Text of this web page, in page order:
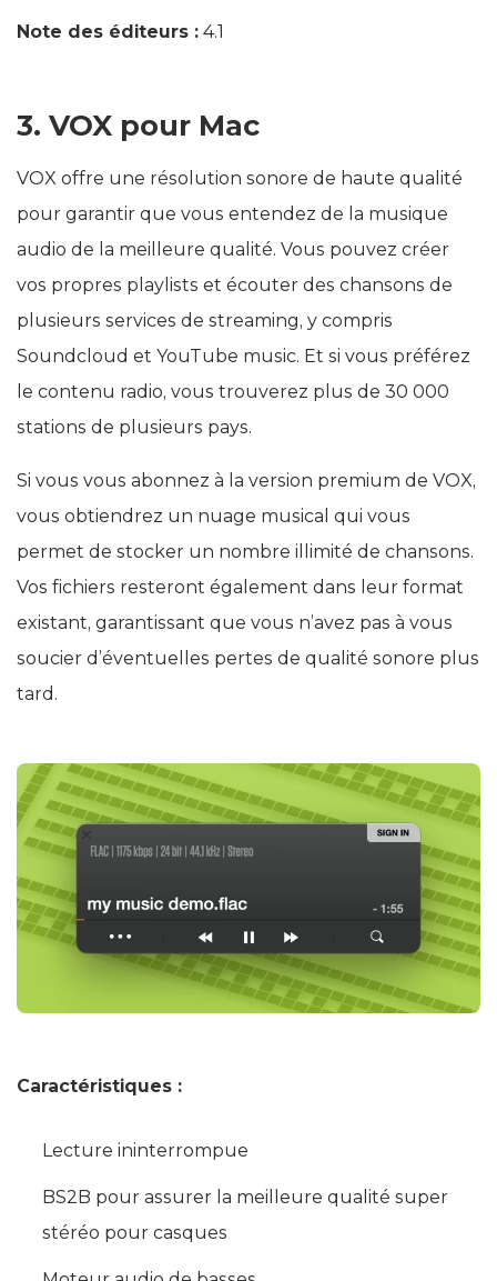
Note des éditeurs : 4.1
3. VOX pour Mac
VOX offre une résolution sonore de haute qualité
pour garantir que vous entendez de la musique
audio de la meilleure qualité. Vous pouvez créer
vos propres playlists et écouter des chansons de
plusieurs services de streaming, y compris
Soundcloud et YouTube music. Et si vous préférez
le contenu radio, vous trouverez plus de 30 000
stations de plusieurs pays.
Si vous vous abonnez à la version premium de VOX,
vous obtiendrez un nuage musical qui vous
permet de stocker un nombre illimité de chansons.
Vos fichiers resteront également dans leur format
existant, garantissant que vous n’avez pas à vous
soucier d’éventuelles pertes de qualité sonore plus
tard.
Caractéristiques :
Lecture ininterrompue
BS2B pour assurer la meilleure qualité super
stéréo pour casques